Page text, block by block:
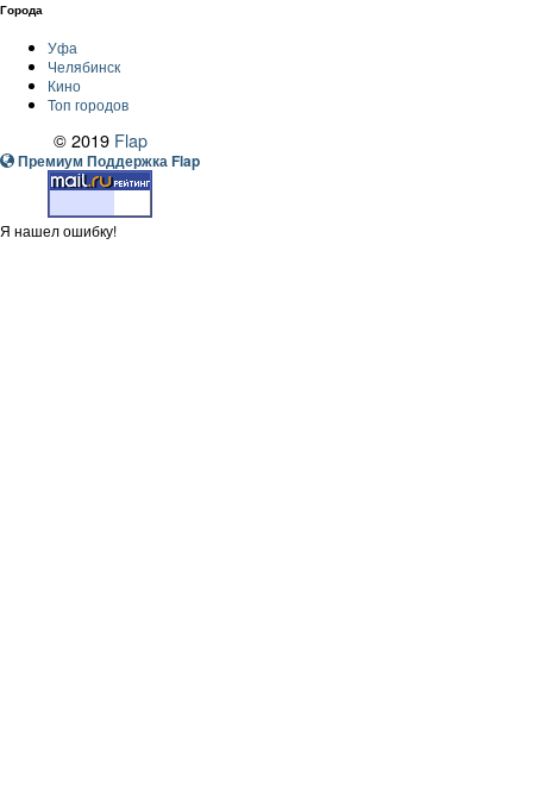
Города
Уфа
Челябинск
Кино
Топ городов
© 2019 Flap
Премиум Поддержка Flap
Я нашел ошибку!